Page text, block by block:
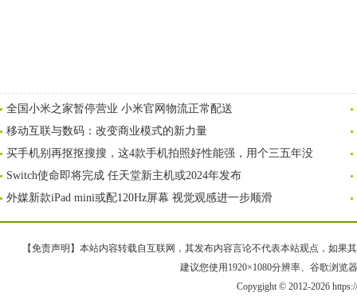
全国小米之家暂停营业 小米官网物流正常配送
移动互联与数码：改变商业模式的新力量
买手机别再抠抠搜搜，这4款手机拍照好性能强，用个三五年没
Switch使命即将完成 任天堂新主机或2024年发布
外媒新款iPad mini或配120Hz屏幕 视觉观感进一步顺滑
【免责声明】本站内容转载自互联网，其发布内容言论不代表本站观点，如果
建议您使用1920×1080分辨率、谷歌浏览
Copygight © 2012-2026